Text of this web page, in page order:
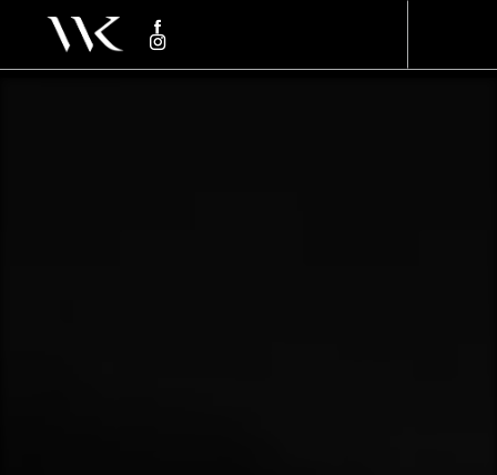
Panneau de gestion des cookies